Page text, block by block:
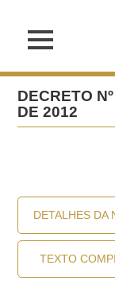
DECRETO
DE 2012
DETALHES DA
TEXTO